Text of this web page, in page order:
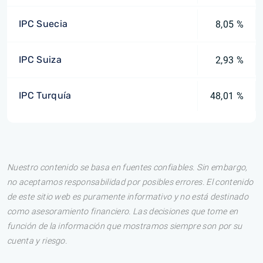
IPC Suecia 8,05 %
IPC Suiza 2,93 %
IPC Turquía 48,01 %
Nuestro contenido se basa en fuentes confiables. Sin embargo,
no aceptamos responsabilidad por posibles errores. El contenido
de este sitio web es puramente informativo y no está destinado
como asesoramiento financiero. Las decisiones que tome en
función de la información que mostramos siempre son por su
cuenta y riesgo.